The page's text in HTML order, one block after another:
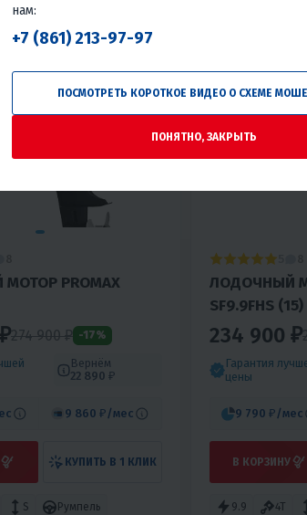
PROMAX
274 900 ₽ -17%
Вернём
22 890 ₽
9 860 ₽ /мес
КУПИТЬ В 1 КЛИК
S
Румпель
ЛОДОЧНЫЙ
SF9.9FHS (15)
234 900 ₽
Гарантия
цены
9 790 ₽ /мес
В КОРЗИНУ
9.9 4T
нам:
+7 (861) 213-97-97
ПОСМОТРЕТЬ КОРОТКОЕ ВИДЕО О СХЕМЕ
ПОНЯТНО, ЗАКРЫТЬ